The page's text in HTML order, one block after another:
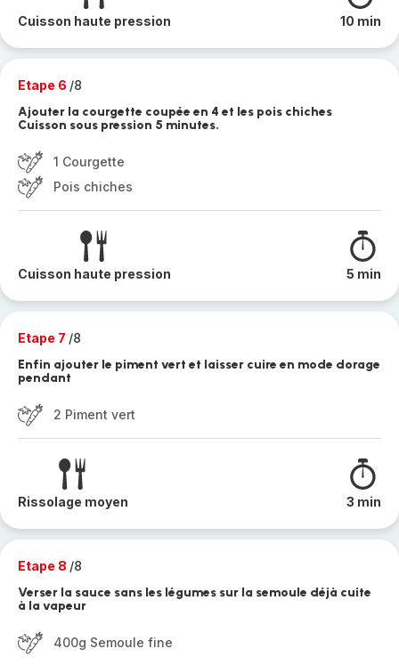
Cuisson haute pression 10 min
Etape 6 /8
Ajouter la courgette coupée en 4 et les pois chiches
Cuisson sous pression 5 minutes.
1 Courgette
Pois chiches
Cuisson haute pression 5 min
Etape 7 /8
Enfin ajouter le piment vert et laisser cuire en mode dorage
pendant
2 Piment vert
Rissolage moyen 3 min
Etape 8 /8
Verser la sauce sans les légumes sur la semoule déjà cuite
à la vapeur
400g Semoule fine